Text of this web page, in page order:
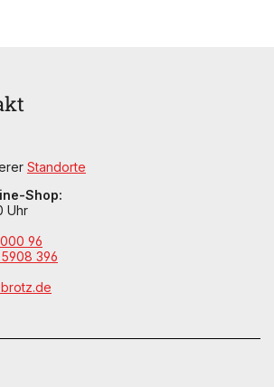
Standorte
Shop:
Uhr
96
396